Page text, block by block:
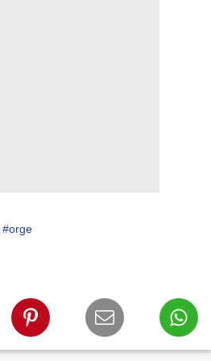
#orge